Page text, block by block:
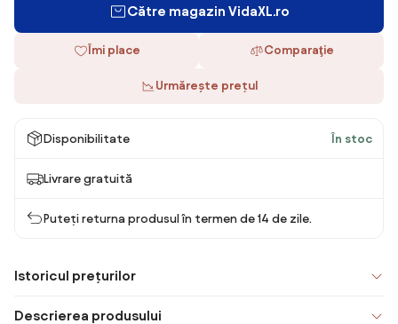
Către magazin VidaXL.ro
Îmi place Comparaţie
Urmărește prețul
Disponibilitate În stoc
Livrare gratuită
Puteți returna produsul în termen de 14 de zile.
Istoricul prețurilor
Descrierea produsului